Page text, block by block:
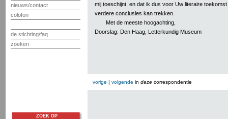
nieuws/contact
colofon
de stichting/faq
zoeken
mij toeschijnt, en dat ik dus voor Uw literaire
verdere conclusies kan trekken.
Met de meeste hoogachting,
Doorslag: Den Haag, Letterkundig Museum
vorige | volgende in deze correspondentie
ZOEK OP